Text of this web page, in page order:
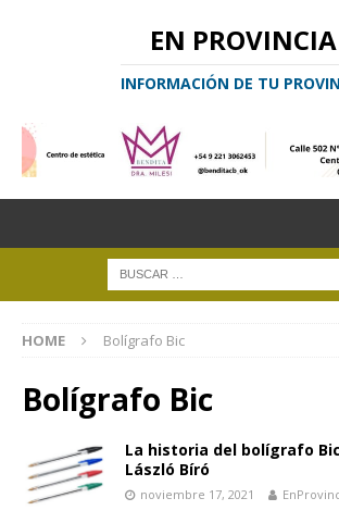
EN PROVINCIA
INFORMACIÓN DE TU
HOME Bolígrafo Bic
Bolígrafo Bic
La historia del bolígrafo
László Bíró
noviembre 17, 2021